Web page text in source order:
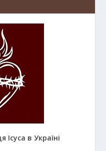
Ісуса в Україні